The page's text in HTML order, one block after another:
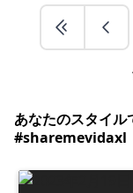
あなたのスタイ
#sharemevidaxl